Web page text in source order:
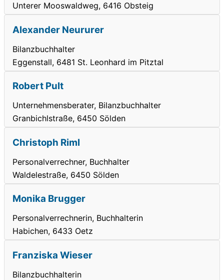
Unterer Mooswaldweg, 6416 Obsteig
Alexander Neururer
Bilanzbuchhalter
Eggenstall, 6481 St. Leonhard im Pitztal
Robert Pult
Unternehmensberater, Bilanzbuchhalter
Granbichlstraße, 6450 Sölden
Christoph Riml
Personalverrechner, Buchhalter
Waldelestraße, 6450 Sölden
Monika Brugger
Personalverrechnerin, Buchhalterin
Habichen, 6433 Oetz
Franziska Wieser
Bilanzbuchhalterin